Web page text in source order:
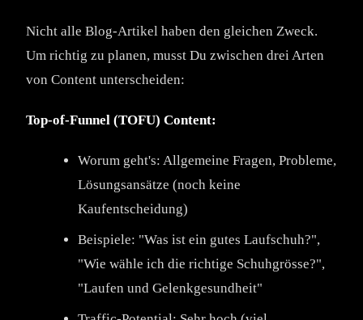
Nicht alle Blog-Artikel haben den gleichen Zweck.
Um richtig zu planen, musst Du zwischen drei Arten
von Content unterscheiden:
Top-of-Funnel (TOFU) Content:
Worum geht's: Allgemeine Fragen, Probleme,
Lösungsansätze (noch keine
Kaufentscheidung)
Beispiele: "Was ist ein gutes Laufschuh?",
"Wie wähle ich die richtige Schuhgrösse?",
"Laufen und Gelenkgesundheit"